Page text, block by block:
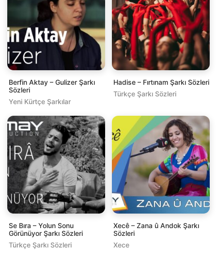
Berfin Aktay – Gulizer Şarkı
Sözleri
Yeni Kürtçe Şarkılar
Hadise – Fırtınam Şarkı Sözleri
Türkçe Şarkı Sözleri
Se Bıra – Yolun Sonu
Görünüyor Şarkı Sözleri
Türkçe Şarkı Sözleri
Xecê – Zana û Andok Şarkı
Sözleri
Xece